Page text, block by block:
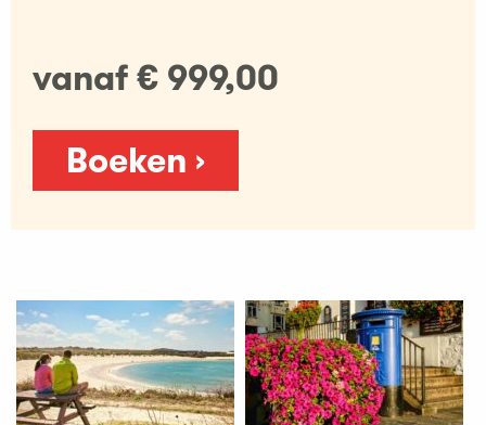
vanaf € 999,00
Boeken ›